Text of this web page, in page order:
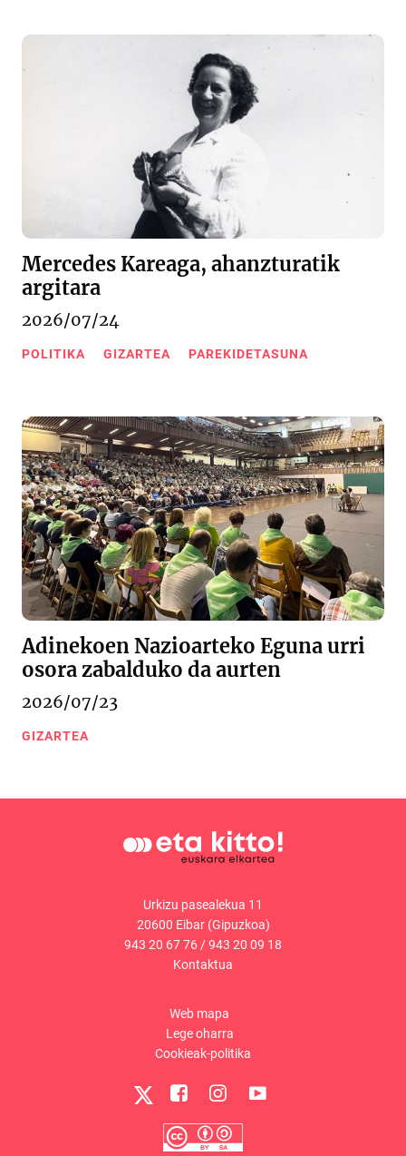
Mercedes Kareaga, ahanzturatik
argitara
2026/07/24
POLITIKA GIZARTEA PAREKIDETASUNA
Adinekoen Nazioarteko Eguna urri
osora zabalduko da aurten
2026/07/23
GIZARTEA
Urkizu pasealekua 11
20600 Eibar (Gipuzkoa)
943 20 67 76/943 20 09 18
Kontaktua
Web mapa
Lege oharra
Cookieak-politika